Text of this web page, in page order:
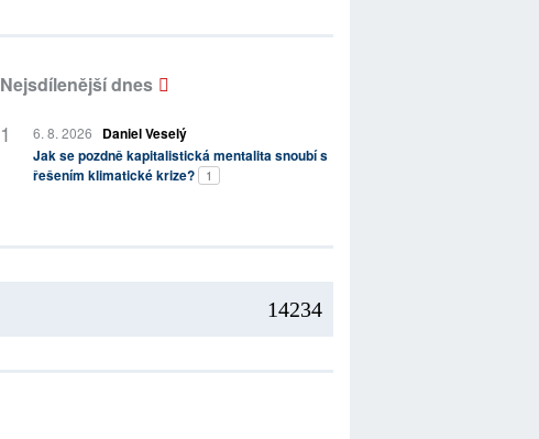
Nejsdílenější dnes
6. 8. 2026
Daniel Veselý
Jak se pozdně kapitalistická mentalita snoubí s
řešením klimatické krize?
1
14234